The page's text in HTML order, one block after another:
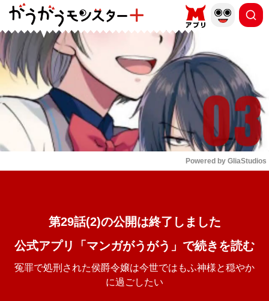
もっと読む
Powered by GliaStudios
第29話(2)の公開は終了しました
公式アプリ「マンガがうがう」で続きを読む
冤罪で処刑された侯爵令嬢は今世ではもふ神様と穏やか
に過ごしたい